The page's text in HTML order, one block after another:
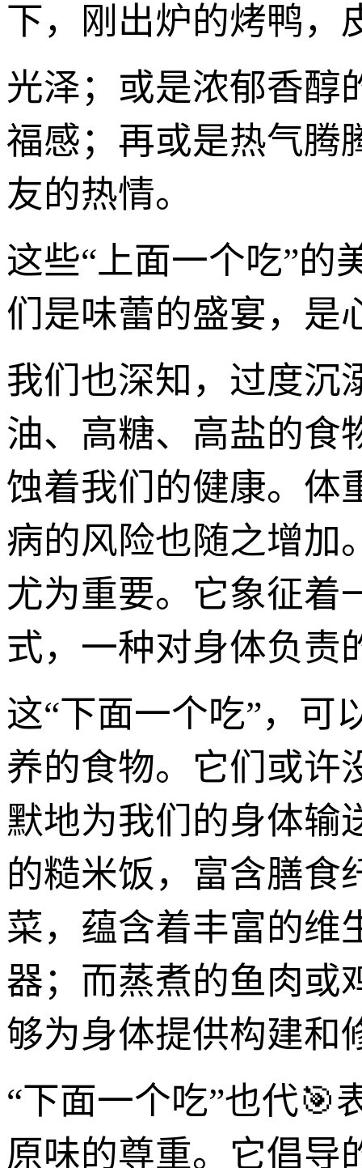
下，刚出炉的烤鸭，
光泽；或是浓郁香醇
福感；再或是热气腾
友的热情。
这些“上面一个吃”的
们是味蕾的盛宴，是
我们也深知，过度沉
油、高糖、高盐的食
蚀着我们的健康。体
病的风险也随之增加
尤为重要。它象征着
式，一种对身体负责
这“下面一个吃”，可
养的食物。它们或许
默地为我们的身体输
的糙米饭，富含膳食
菜，蕴含着丰富的维
器；而蒸煮的鱼肉或
够为身体提供构建和
“下面一个吃”也代🎯
原味的尊重。它倡导